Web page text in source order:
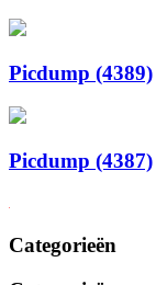
Picdump (4389)
Picdump (4387)
Categorieën